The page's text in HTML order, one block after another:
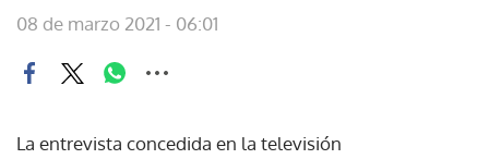
08 de marzo 2021 - 06:01
La entrevista concedida en la televisión